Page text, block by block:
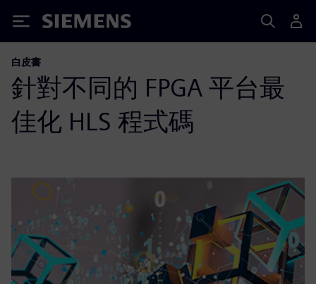
Siemens
白皮書
針對不同的 FPGA 平台最
佳化 HLS 程式碼